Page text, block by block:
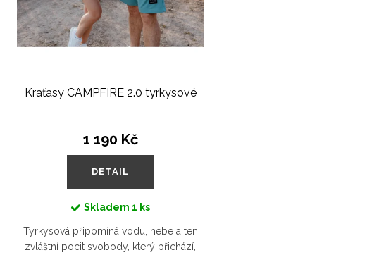
Kraťasy CAMPFIRE 2.0 tyrkysové
1 190 Kč
DETAIL
Skladem 1 ks
Tyrkysová připomíná vodu, nebe a ten
zvláštní pocit svobody, který přichází,